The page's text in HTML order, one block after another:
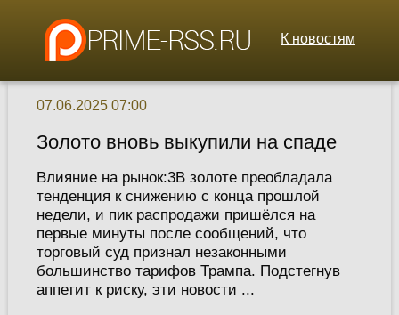
К новостям
07.06.2025 07:00
Золото вновь выкупили на спаде
Влияние на рынок:3В золоте преобладала
тенденция к снижению с конца прошлой
недели, и пик распродажи пришёлся на
первые минуты после сообщений, что
торговый суд признал незаконными
большинство тарифов Трампа. Подстегнув
аппетит к риску, эти новости ...